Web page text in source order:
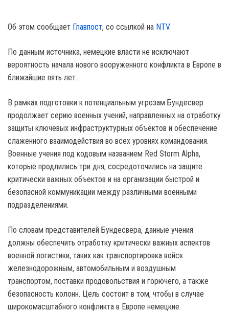
Об этом сообщает Главпост, со ссылкой на NTV.
По данным источника, немецкие власти не исключают
вероятность начала нового вооруженного конфликта в Европе в
ближайшие пять лет.
В рамках подготовки к потенциальным угрозам Бундесвер
продолжает серию военных учений, направленных на отработку
защиты ключевых инфраструктурных объектов и обеспечение
слаженного взаимодействия во всех уровнях командования.
Военные учения под кодовым названием Red Storm Alpha,
которые продлились три дня, сосредоточились на защите
критически важных объектов и на организации быстрой и
безопасной коммуникации между различными военными
подразделениями.
По словам представителей Бундесвера, данные учения
должны обеспечить отработку критически важных аспектов
военной логистики, таких как транспортировка войск
железнодорожным, автомобильным и воздушным
транспортом, поставки продовольствия и горючего, а также
безопасность колонн. Цель состоит в том, чтобы в случае
широкомасштабного конфликта в Европе немецкие